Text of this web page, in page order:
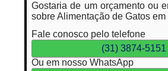
Gostaria de um orçamento ou
sobre Alimentação de Gatos
Fale conosco pelo telefone
(31) 3874-5151
Ou em nosso WhatsApp